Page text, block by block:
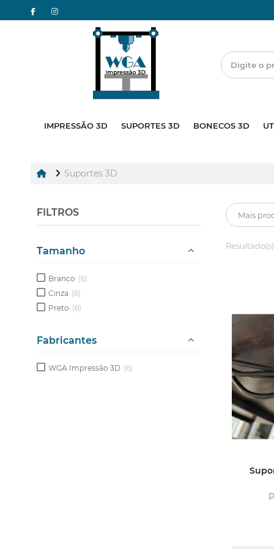
IMPRESSÃO 3D SUPORTES 3D BONECOS 3D
Suportes 3D
FILTROS
Tamanho
Branco (6)
Cinza (6)
Preto (6)
Fabricantes
WGA Impressão 3D (6)